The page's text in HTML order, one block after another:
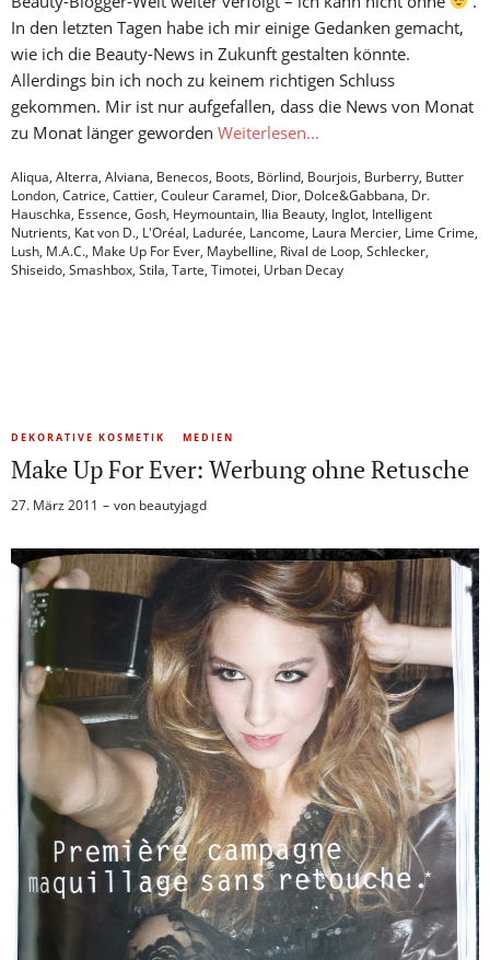
In den letzten Tagen habe ich mir einige Gedanken gemacht,
wie ich die Beauty-News in Zukunft gestalten könnte.
Allerdings bin ich noch zu keinem richtigen Schluss
gekommen. Mir ist nur aufgefallen, dass die News von Monat
zu Monat länger geworden Weiterlesen…
Aliqua, Alterra, Alviana, Benecos, Boots, Börlind, Bourjois, Burberry, Butter
London, Catrice, Cattier, Couleur Caramel, Dior, Dolce&Gabbana, Dr.
Hauschka, Essence, Gosh, Heymountain, Ilia Beauty, Inglot, Intelligent
Nutrients, Kat von D., L'Oréal, Ladurée, Lancome, Laura Mercier, Lime Crime,
Lush, M.A.C., Make Up For Ever, Maybelline, Rival de Loop, Schlecker,
Shiseido, Smashbox, Stila, Tarte, Timotei, Urban Decay
DEKORATIVE KOSMETIK MEDIEN
Make Up For Ever: Werbung ohne Retusche
27. März 2011 von beautyjagd